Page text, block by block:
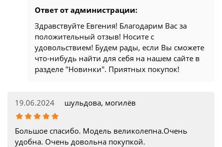
Ответ от администрации:
Здравствуйте Евгения! Благодарим Вас за
положительный отзыв! Носите с
удовольствием! Будем рады, если Вы сможете
что-нибудь найти для себя на нашем сайте в
разделе "Новинки". Приятных покупок!
19.06.2024 шульдова, могилёв
Большое спасибо. Модель великолепна.Очень
удобна. Очень довольна покупкой.